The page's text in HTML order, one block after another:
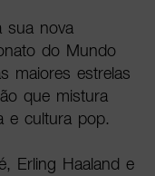
sua nova
do Mundo
maiores estrelas
que mistura
e cultura pop.
Erling Haaland e